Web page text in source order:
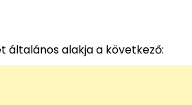
általános alakja a következő: